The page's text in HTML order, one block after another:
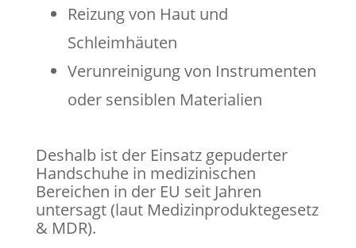
Reizung von Haut und
Schleimhäuten
Verunreinigung von Instrumenten
oder sensiblen Materialien
Deshalb ist der Einsatz gepuderter
Handschuhe in medizinischen
Bereichen in der EU seit Jahren
untersagt (laut Medizinproduktegesetz
& MDR).